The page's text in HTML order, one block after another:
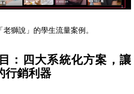
獅說」的學生流量案例。
：四大系統化方案，讓
行銷利器